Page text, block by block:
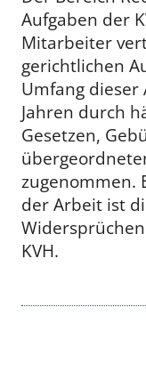
Aufgaben der
Mitarbeiter
gerichtlichen
Umfang
Jahren durch
Gesetzen,
zugenommen.
der Arbeit ist
KVH.